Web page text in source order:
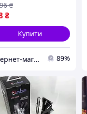
₴
₴
Купити
Інтернет-магазин 1001 Дрібниця 89%